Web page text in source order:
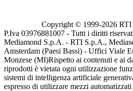
Copyright © 1999-2026 RTI
P.Iva 03976881007 - Tutti i diritti
Mediamond S.p.A. - RTI S.p.A.,
Amsterdam (Paesi Bassi) - Uffici Viale
Monzese (MI)Rispetto ai contenuti e ai
riprodotti è vietata ogni utilizzazione
sistemi di intelligenza artificiale
espresso di utilizzare mezzi